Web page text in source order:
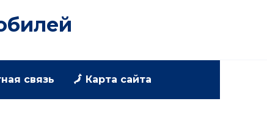
связь 🗾 Карта сайта